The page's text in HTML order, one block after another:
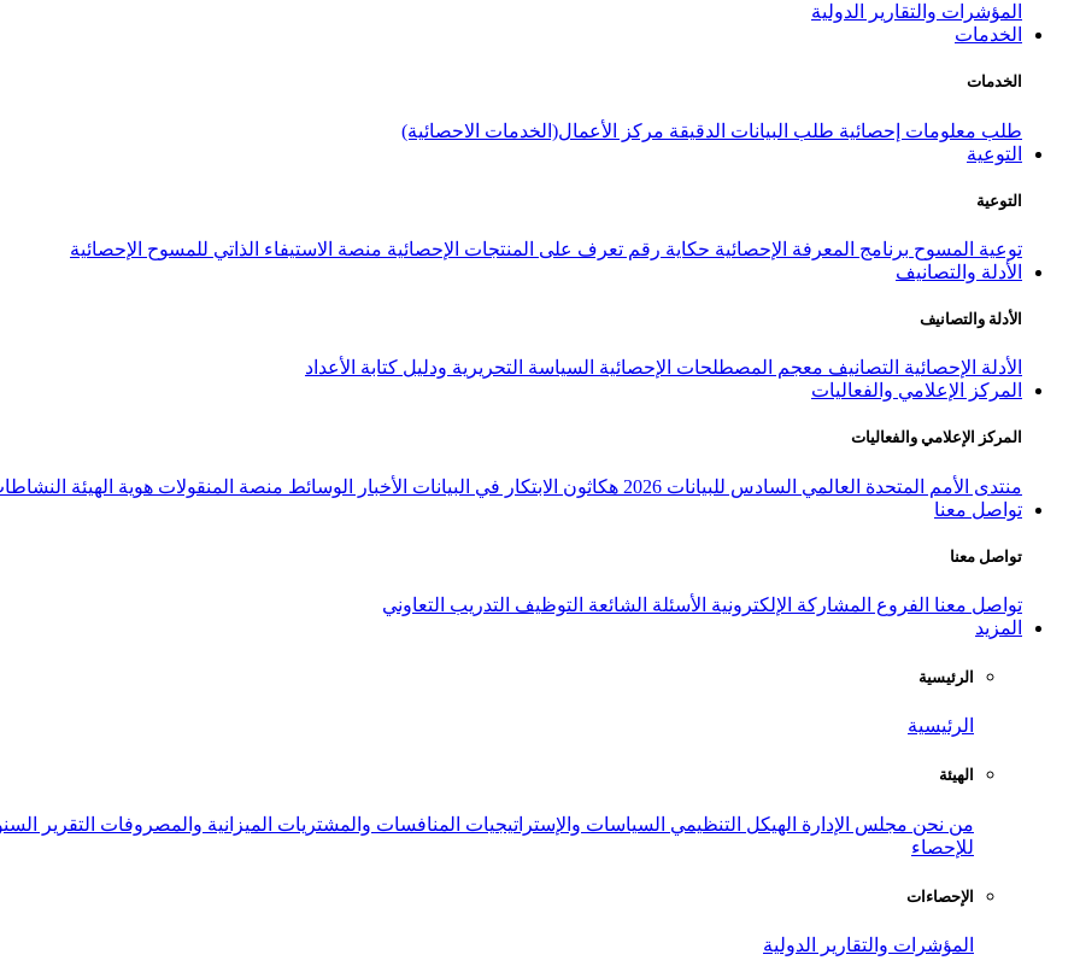
المؤشرات والتقارير الدولية
الخدمات
الخدمات
طلب معلومات إحصائية طلب البيانات الدقيقة مركز الأعمال(الخدمات الاحصائية)
التوعية
التوعية
توعية المسوح برنامج المعرفة الإحصائية حكاية رقم تعرف على المنتجات الإحصائية منصة الاستيفاء الذاتي للمسوح الإحصائية
الأدلة والتصانيف
الأدلة والتصانيف
الأدلة الإحصائية التصانيف معجم المصطلحات الإحصائية السياسة التحريرية ودليل كتابة الأعداد
المركز الإعلامي والفعاليات
المركز الإعلامي والفعاليات
منتدى الأمم المتحدة العالمي السادس للبيانات 2026 هكاثون الابتكار في البيانات الأخبار الوسائط منصة المنقولات هوية الهيئة
تواصل معنا
تواصل معنا
تواصل معنا الفروع المشاركة الإلكترونية الأسئلة الشائعة التوظيف التدريب التعاوني
المزيد
الرئيسية
الرئيسية
الهيئة
من نحن مجلس الإدارة الهيكل التنظيمي السياسات والإستراتيجيات المنافسات والمشتريات الميزانية والمصروفات التقرير
للإحصاء
الإحصاءات
المؤشرات والتقارير الدولية